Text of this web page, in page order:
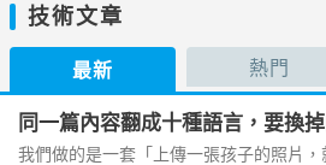
技術文章
最新 熱門
同一篇內容翻成十種語言，要換
我們做的是一套「上傳一張孩子的照片，